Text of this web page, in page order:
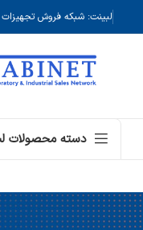
لبینت: شبکه فروش
دسته محصولات